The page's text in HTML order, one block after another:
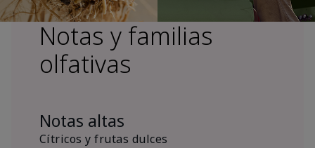
Notas y familias
olfativas
Notas altas
Cítricos y frutas dulces